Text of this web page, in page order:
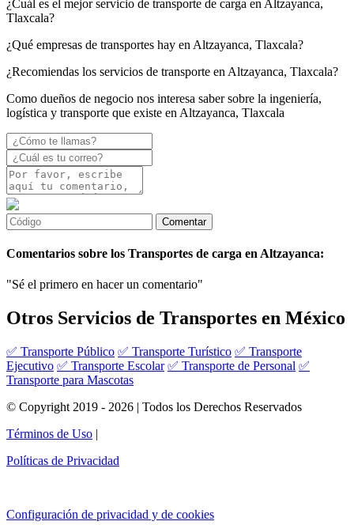
¿Cuál es el mejor servicio de transporte de carga en Altzayanca,
Tlaxcala?
¿Qué empresas de transportes hay en Altzayanca, Tlaxcala?
¿Recomiendas los servicios de transporte en Altzayanca, Tlaxcala?
Como dueños de negocio nos interesa saber sobre la ingeniería,
logística y transporte que existe en Altzayanca, Tlaxcala
Comentarios sobre los Transportes de carga en Altzayanca:
"Sé el primero en hacer un comentario"
Otros Servicios de Transportes en México
✅ Transporte Público ✅ Transporte Turístico ✅ Transporte
Ejecutivo ✅ Transporte Escolar ✅ Transporte de Personal ✅
Transporte para Mascotas
© Copyright 2019 - 2026 | Todos los Derechos Reservados
Términos de Uso |
Políticas de Privacidad
Configuración de privacidad y de cookies